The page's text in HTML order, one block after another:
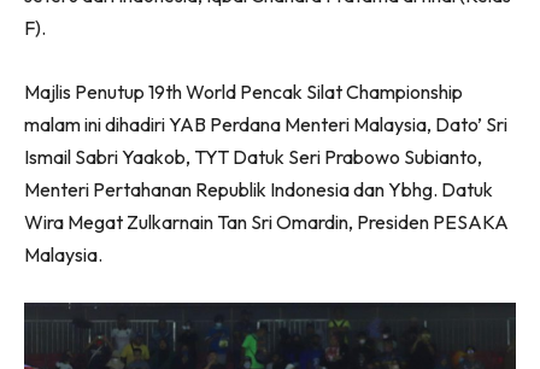
F).
Majlis Penutup 19th World Pencak Silat Championship
malam ini dihadiri YAB Perdana Menteri Malaysia, Dato’ Sri
Ismail Sabri Yaakob, TYT Datuk Seri Prabowo Subianto,
Menteri Pertahanan Republik Indonesia dan Ybhg. Datuk
Wira Megat Zulkarnain Tan Sri Omardin, Presiden PESAKA
Malaysia.